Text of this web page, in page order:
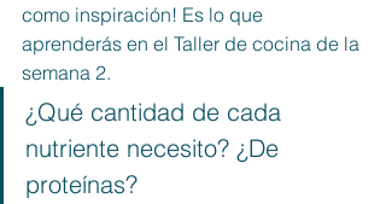
como inspiración! Es lo que
aprenderás en el Taller de cocina de la
semana 2.
¿Qué cantidad de cada
nutriente necesito? ¿De
proteínas?